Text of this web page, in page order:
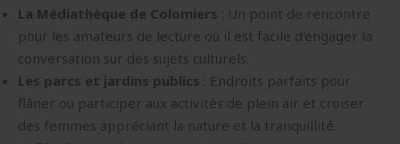
La Médiathèque de Colomiers : Un point de rencontre
pour les amateurs de lecture où il est facile d’engager la
conversation sur des sujets culturels.
Les parcs et jardins publics : Endroits parfaits pour
flâner ou participer aux activités de plein air et croiser
des femmes appréciant la nature et la tranquillité.